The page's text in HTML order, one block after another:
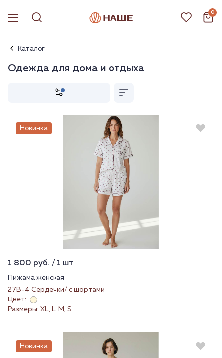
0
Каталог
Одежда для дома и отдыха
Новинка
1 800 руб. / 1 шт
Пижама женская
27В-4 Сердечки/ с шортами
Цвет:
Размеры: XL, L, M, S
Новинка